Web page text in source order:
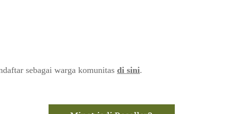
sebagai warga komunitas di sini.